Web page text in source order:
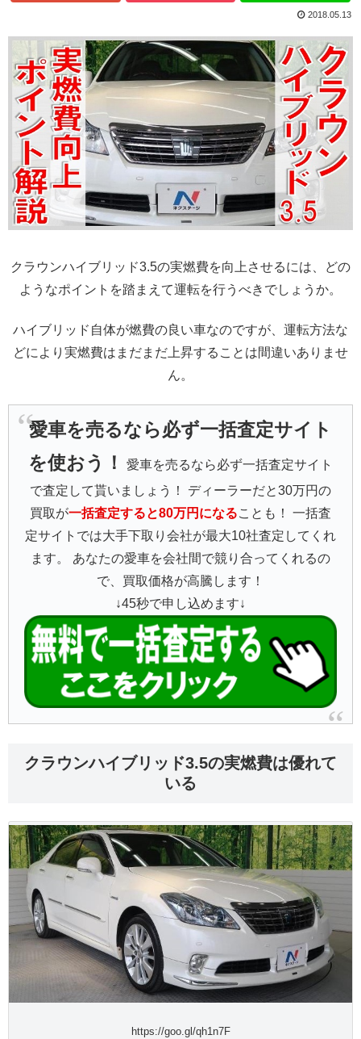
2018.05.13
クラウンハイブリッド3.5の実燃費を向上させるには、どの
ようなポイントを踏まえて運転を行うべきでしょうか。
ハイブリッド自体が燃費の良い車なのですが、運転方法な
どにより実燃費はまだまだ上昇することは間違いありませ
ん。
愛車を売るなら必ず一括査定サイト
を使おう！
愛車を売るなら必ず一括査定サイト
で査定して貰いましょう！ ディーラーだと30万円の
買取が一括査定すると80万円になることも！ 一括査
定サイトでは大手下取り会社が最大10社査定してくれ
ます。 あなたの愛車を会社間で競り合ってくれるの
で、買取価格が高騰します！
↓45秒で申し込めます↓
クラウンハイブリッド3.5の実燃費は優れて
いる
https://goo.gl/qh1n7F